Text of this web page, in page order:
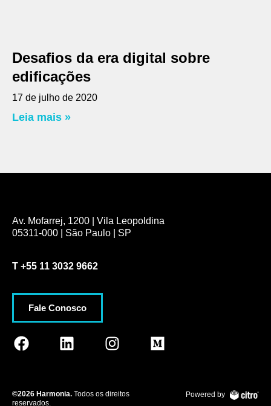
Desafios da era digital sobre
edificações
17 de julho de 2020
Leia mais »
Av. Mofarrej, 1200 | Vila Leopoldina
05311-000 | São Paulo | SP
T +55 11 3032 9662
Fale Conosco
©2026 Harmonia. Todos os direitos
reservados.
Powered by